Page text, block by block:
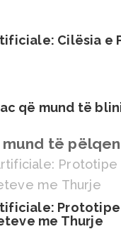
Cilësia e
që mund të
të
me Thurje